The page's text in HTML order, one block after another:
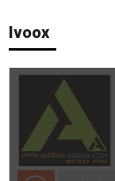
Ivoox